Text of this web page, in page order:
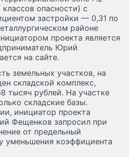
опасности) с
застройки — 0,31 по
районе
проекта является
Юрий
на сайте.
земельных участков, на
складской комплекс,
тысяч рублей. На участке
складские базы.
инициатор проекта
Фещенков запросил при
от предельный
уменьшения коэффициента